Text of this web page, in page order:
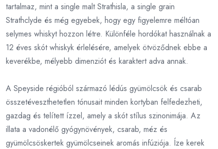
tartalmaz, mint a single malt Strathisla, a single grain
Strathclyde és még egyebek, hogy egy figyelemre méltóan
selymes whiskyt hozzon létre. Különféle hordókat használnak a
12 éves skót whiskyk érlelésére, amelyek ötvöződnek ebbe a
keverékbe, mélyebb dimenziót és karaktert adva annak.
A Speyside régióból származó lédús gyümölcsök és csarab
összetéveszthetetlen tónusait minden kortyban felfedezheti,
gazdag és telített ízzel, amely a skót stílus szinonimája. Az
illata a vadonélő gyógynövények, csarab, méz és
gyümölcsöskertek gyümölcseinek aromás infúziója. Íze kerek